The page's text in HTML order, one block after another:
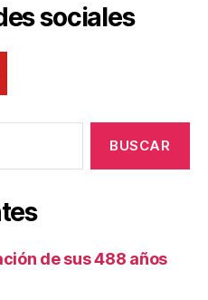
sociales
de sus 488 años